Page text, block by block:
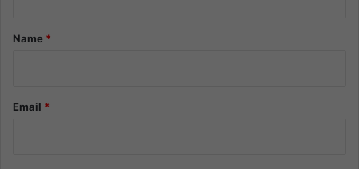
*Name *
Email *